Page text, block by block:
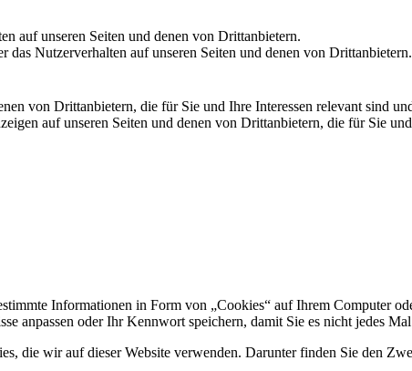
auf unseren Seiten und denen von Drittanbietern.
das Nutzerverhalten auf unseren Seiten und denen von Drittanbietern.
von Drittanbietern, die für Sie und Ihre Interessen relevant sind
auf unseren Seiten und denen von Drittanbietern, die für Sie
Informationen in Form von „Cookies“ auf Ihrem Computer
anpassen oder Ihr Kennwort speichern, damit Sie es nicht jedes
die wir auf dieser Website verwenden. Darunter finden Sie den